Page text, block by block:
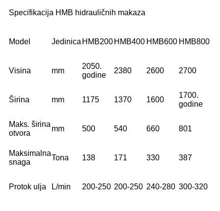
Specifikacija HMB hidrauličnih makaza
Model Jedinica HMB200 HMB400 HMB600 HMB800
Visina mm
2050.
godine
2380 2600 2700
Širina mm 1175 1370 1600
1700.
godine
Maks. širina
otvora
mm 500 540 660 801
Maksimalna
snaga
Tona 138 171 330 387
Protok ulja L/min 200-250 200-250 240-280 300-320